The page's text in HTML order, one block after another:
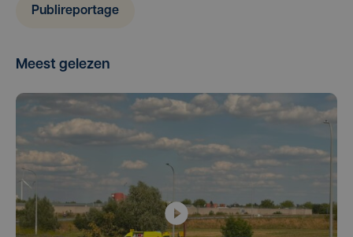
Publireportage
Meest gelezen